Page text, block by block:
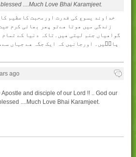
....Much Love Bhai Karamjeet.
خداوند يسوع کی قدرت اورمحبت کاعظيم
زندگی ميں ھوتا ھےتو پھر بھائی کرم
گواھياں جنم ليتی ھيں۔تاکہ دنيا کے تمام
پايۢيں۔ اورجانيں کہ ايک جگہ ھے جہاں
ago
Apostle and disciple of our Lord !! .. God our
....Much Love Bhai Karamjeet.